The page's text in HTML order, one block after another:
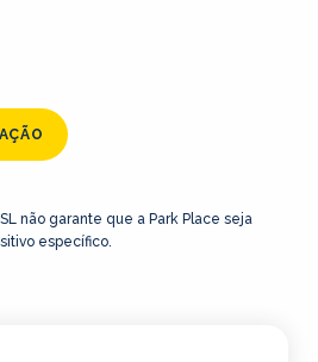
não garante que a Park Place seja
específico.